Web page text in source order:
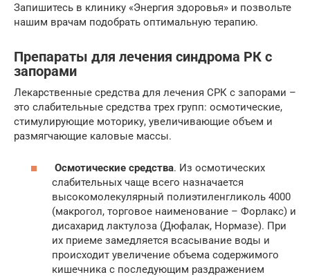
Запишитесь в клинику «Энергия здоровья» и позвольте
нашим врачам подобрать оптимальную терапию.
Препараты для лечения синдрома РК с
запорами
Лекарственные средства для лечения СРК с запорами –
это слабительные средства трех групп: осмотические,
стимулирующие моторику, увеличивающие объем и
размягчающие каловые массы.
Осмотические средства. Из осмотических
слабительных чаще всего назначается
высокомолекулярный полиэтиленгликоль 4000
(макрогол, торговое наименование – Форлакс) и
дисахарид лактулоза (Дюфалак, Нормазе). При
их приеме замедляется всасывание воды и
происходит увеличение объема содержимого
кишечника с последующим раздражением